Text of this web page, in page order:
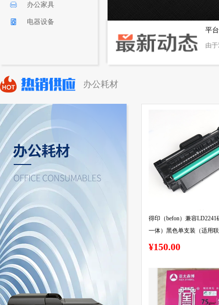
办公家具
电器设备
平
由
办公耗材
得印（befon）兼容LD2241硒鼓
一体）黑色单支装（适用联想
M7150F;M7150打印机）打印页
¥150.00